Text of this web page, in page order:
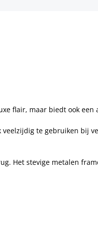
flair, maar biedt ook een
te gebruiken bij
Het stevige metalen